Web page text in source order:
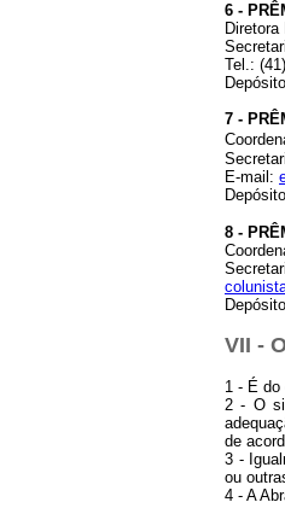
6 -
Tel.:
7 -
E-mail:
8 -
VII -
1 - É do
2 - O
de
3 -
ou
4 - A